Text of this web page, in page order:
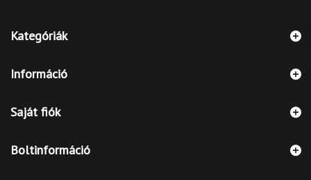
Kategóriák
Információ
Saját fiók
Boltinformáció